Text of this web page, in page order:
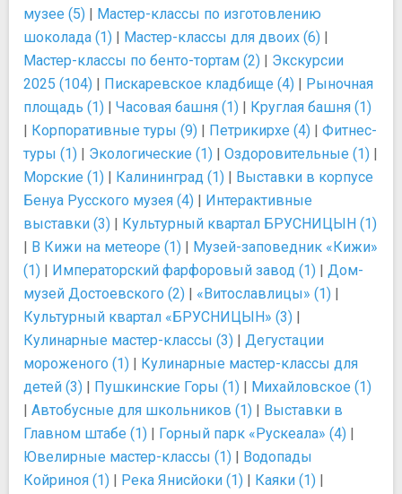
музее (5) | Мастер-классы по изготовлению
шоколада (1) | Мастер-классы для двоих (6) |
Мастер-классы по бенто-тортам (2) | Экскурсии
2025 (104) | Пискаревское кладбище (4) | Рыночная
площадь (1) | Часовая башня (1) | Круглая башня (1)
| Корпоративные туры (9) | Петрикирхе (4) | Фитнес-
туры (1) | Экологические (1) | Оздоровительные (1) |
Морские (1) | Калининград (1) | Выставки в корпусе
Бенуа Русского музея (4) | Интерактивные
выставки (3) | Культурный квартал БРУСНИЦЫН (1)
| В Кижи на метеоре (1) | Музей-заповедник «Кижи»
(1) | Императорский фарфоровый завод (1) | Дом-
музей Достоевского (2) | «Витославлицы» (1) |
Культурный квартал «БРУСНИЦЫН» (3) |
Кулинарные мастер-классы (3) | Дегустации
мороженого (1) | Кулинарные мастер-классы для
детей (3) | Пушкинские Горы (1) | Михайловское (1)
| Автобусные для школьников (1) | Выставки в
Главном штабе (1) | Горный парк «Рускеала» (4) |
Ювелирные мастер-классы (1) | Водопады
Койриноя (1) | Река Янисйоки (1) | Каяки (1) |